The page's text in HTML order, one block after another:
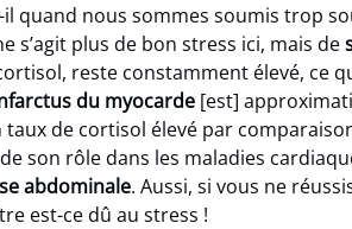
il quand nous sommes soumis trop
s’agit plus de bon stress ici, mais de
reste constamment élevé, ce
du myocarde [est]
de cortisol élevé par
son rôle dans les maladies
abdominale. Aussi, si vous ne
est-ce dû au stress !